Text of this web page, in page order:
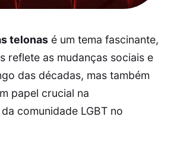
telonasé um tema fascinante,
reflete as mudanças sociais e
das décadas, mas também
papel crucial na
comunidade LGBT no